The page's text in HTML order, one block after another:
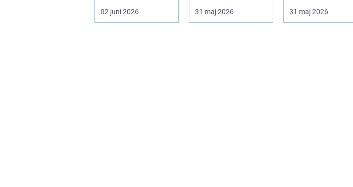
fritidsintressen som
ska få pl...
02 juni 2026
läkningsförmåga. I
31 maj 2026
som skaver utan
göra något åt de...
31 maj 2026